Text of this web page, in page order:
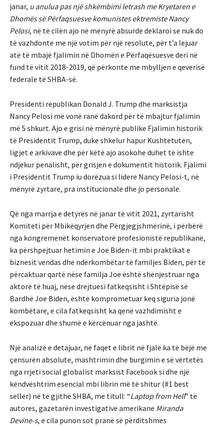
janar, u anulua pas një shkëmbimi letrash me Kryetaren e
Dhomës së Përfaqsuesve komunistes ektremiste Nancy
Pelosi, në të cilën ajo në mënyrë absurde deklaroi se nuk do
të vazhdonte me një votim për një resolute, për t’a lejuar
atë të mbajë fjalimin në Dhomën e Përfaqësuesve deri në
fund të vitit 2018-2019, që përkonte me mbylljen e qeverisë
federale të SHBA-së.
Presidenti republikan Donald J. Trump dhe marksistja
Nancy Pelosi më vonë ranë dakord për të mbajtur fjalimin
më 5 shkurt. Ajo e grisi në mënyrë publike Fjalimin historik
të Presidentit Trump, duke shkelur hapur Kushtetutën,
ligjet e arkivave dhe për këtë ajo asokohe duhet të ishte
ndjekur penalisht, për grisjen e dokumentit historik. Fjalimi
i Presidentit Trump iu dorëzua si lidere Nancy Pelosi-t, në
mënyrë zyrtare, pra institucionale dhe jo personale.
Që nga marrja e detyrës në janar të vitit 2021, zyrtarisht
Komiteti për Mbikëqyrjen dhe Përgjegjshmërinë, i përbërë
nga kongremenët konservatorë profesionistë republikanë,
ka përshpejtuar hetimin e Joe Biden-it mbi praktikat e
biznesit vendas dhe ndërkombëtar të familjes Biden, për të
përcaktuar qartë nëse familja Joe është shënjestruar nga
aktorë të huaj, nëse drejtuesi fatkeqsisht i Shtëpisë së
Bardhë Joe Biden, është komprometuar keq siguria jonë
kombëtare, e cila fatkeqsisht ka qenë vazhdimisht e
ekspozuar dhe shumë e kërcënuar nga jashtë.
Një analizë e detajuar, në faqet e librit në fjalë ka të bëjë me
çensurën absolute, mashtrimin dhe burgimin e së vërtetës
nga rrjeti social globalist marksist Facebook si dhe një
këndvështrim esencial mbi librin më të shitur (#1 best
seller) në të gjithë SHBA, me titull: “Laptop from Hell” të
autores, gazetarën investigative amerikane Miranda
Devine-s, e cila punon sot pranë së përditshmes